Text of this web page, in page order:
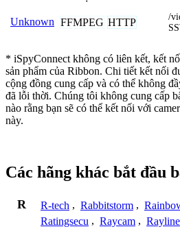
Unknown FFMPEG HTTP
/
* iSpyConnect không có liên kết, kết
sản phẩm của Ribbon. Chi tiết kết nối
cộng đồng cung cấp và có thể không
đã lỗi thời. Chúng tôi không cung cấp
nào rằng bạn sẽ có thể kết nối với
này.
Các hãng khác bắt đầu
R R-tech , Rabbitstorm ,
Ratingsecu , Raycam , Rayline